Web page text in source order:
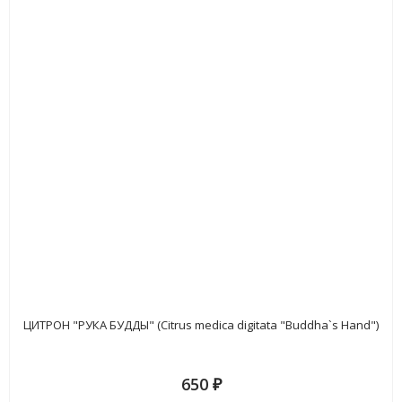
ЦИТРОН "РУКА БУДДЫ" (Citrus medica digitata "Buddha`s Hand")
650 ₽